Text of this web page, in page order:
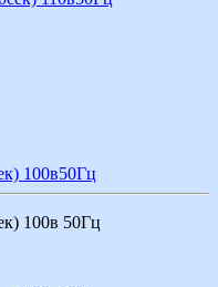
100в50Гц
100в 50Гц